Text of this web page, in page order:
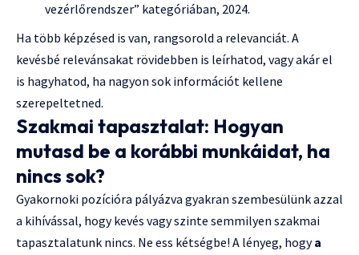
vezérlőrendszer” kategóriában, 2024.
Ha több képzésed is van, rangsorold a relevanciát. A
kevésbé relevánsakat rövidebben is leírhatod, vagy akár el
is hagyhatod, ha nagyon sok információt kellene
szerepeltetned.
Szakmai tapasztalat: Hogyan
mutasd be a korábbi munkáidat, ha
nincs sok?
Gyakornoki pozícióra pályázva gyakran szembesülünk azzal
a kihívással, hogy kevés vagy szinte semmilyen szakmai
tapasztalatunk nincs. Ne ess kétségbe! A lényeg, hogya